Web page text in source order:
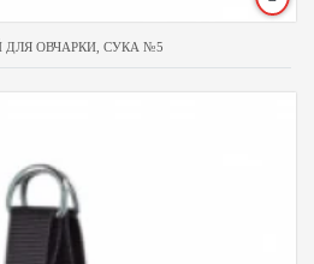
ОВЧАРКИ, СУКА №5